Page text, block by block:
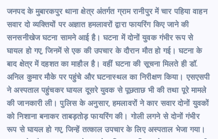
जनपद के मुबारकपुर थाना क्षेत्र अंतर्गत ग्राम रानीपुर में चार पहिया वाहन
सवार दो व्यक्तियों पर अज्ञात हमलावरों द्वारा फायरिंग किए जाने की
सनसनीखेज घटना सामने आई है। घटना में दोनों युवक गंभीर रूप से
घायल हो गए, जिनमें से एक की उपचार के दौरान मौत हो गई। घटना के
बाद क्षेत्र में दहशत का माहौल है। वहीं घटना की सूचना मिलते ही डॉ.
अनिल कुमार मौके पर पहुंचे और घटनास्थल का निरीक्षण किया। एसएसपी
ने अस्पताल पहुंचकर घायल दूसरे युवक से पूछताछ भी की तथा पूरे मामले
की जानकारी ली। पुलिस के अनुसार, हमलावरों ने कार सवार दोनों युवकों
को निशाना बनाकर ताबड़तोड़ फायरिंग की। गोली लगने से दोनों गंभीर
रूप से घायल हो गए, जिन्हें तत्काल उपचार के लिए अस्पताल भेजा गया।